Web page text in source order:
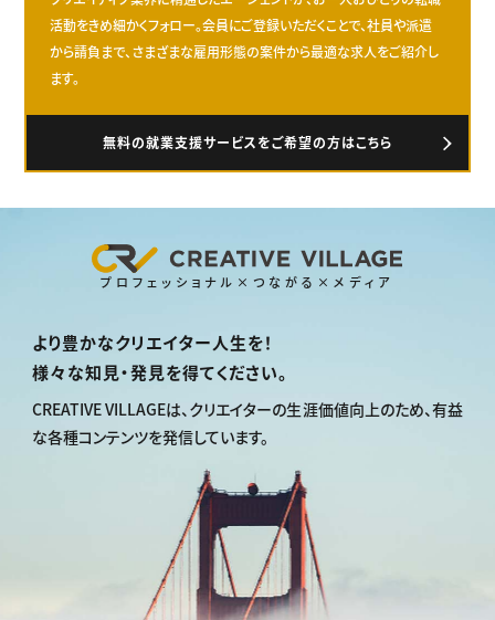
活動をきめ細かくフォロー。会員にご登録いただくことで、社員や派遣
から請負まで、さまざまな雇用形態の案件から最適な求人をご紹介し
ます。
無料の就業支援サービスをご希望の方はこちら
プロフェッショナル×つながる×メディア
より豊かなクリエイター人生を！
様々な知見・発見を得てください。
CREATIVE VILLAGEは、 クリエイターの生涯価値向上のため、有益
な各種コンテンツを発信しています。